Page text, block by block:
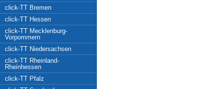
click-TT Bremen
click-TT Hessen
click-TT Mecklenburg-
Vorpommern
click-TT Niedersachsen
click-TT Rheinland-
Rheinhessen
click-TT Pfalz